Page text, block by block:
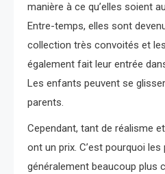
manière à ce qu’elles soient
Entre-temps, elles sont
collection très convoités et
également fait leur entrée
Les enfants peuvent se
parents.
Cependant, tant de réalisme
ont un prix. C’est pourquoi
généralement beaucoup plus